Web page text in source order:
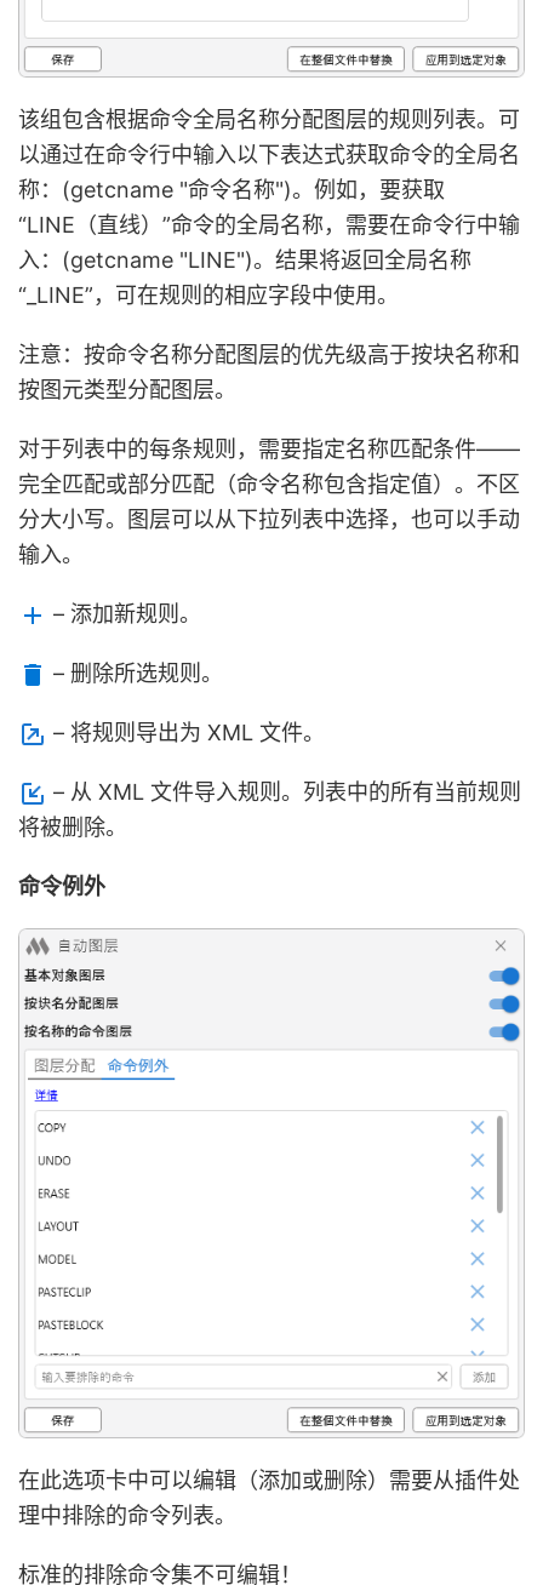
该组包含根据命令全局名称分配图层的规则列表。可
以通过在命令行中输入以下表达式获取命令的全局名
称：(getcname "命令名称")。例如，要获取
“LINE（直线）”命令的全局名称，需要在命令行中输
入：(getcname "LINE")。结果将返回全局名称
“_LINE”，可在规则的相应字段中使用。
注意：按命令名称分配图层的优先级高于按块名称和
按图元类型分配图层。
对于列表中的每条规则，需要指定名称匹配条件——
完全匹配或部分匹配（命令名称包含指定值）。不区
分大小写。图层可以从下拉列表中选择，也可以手动
输入。
– 添加新规则。
– 删除所选规则。
– 将规则导出为 XML 文件。
– 从 XML 文件导入规则。列表中的所有当前规则
将被删除。
命令例外
在此选项卡中可以编辑（添加或删除）需要从插件处
理中排除的命令列表。
标准的排除命令集不可编辑！